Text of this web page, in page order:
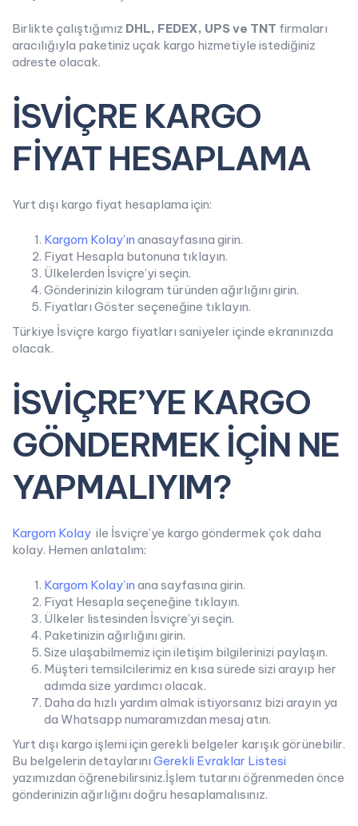
Birlikte çalıştığımız DHL, FEDEX, UPS ve TNT firmaları
aracılığıyla paketiniz uçak kargo hizmetiyle istediğiniz
adreste olacak.
İSVİÇRE KARGO
FİYAT HESAPLAMA
Yurt dışı kargo fiyat hesaplama için:
Kargom Kolay’ın anasayfasına girin.
Fiyat Hesapla butonuna tıklayın.
Ülkelerden İsviçre’yi seçin.
Gönderinizin kilogram türünden ağırlığını girin.
Fiyatları Göster seçeneğine tıklayın.
Türkiye İsviçre kargo fiyatları saniyeler içinde ekranınızda
olacak.
İSVİÇRE’YE KARGO
GÖNDERMEK İÇİN NE
YAPMALIYIM?
Kargom Kolay ile İsviçre’ye kargo göndermek çok daha
kolay. Hemen anlatalım:
Kargom Kolay’ın ana sayfasına girin.
Fiyat Hesapla seçeneğine tıklayın.
Ülkeler listesinden İsviçre’yi seçin.
Paketinizin ağırlığını girin.
Size ulaşabilmemiz için iletişim bilgilerinizi paylaşın.
Müşteri temsilcilerimiz en kısa sürede sizi arayıp her
adımda size yardımcı olacak.
Daha da hızlı yardım almak istiyorsanız bizi arayın ya
da Whatsapp numaramızdan mesaj atın.
Yurt dışı kargo işlemi için gerekli belgeler karışık görünebilir.
Bu belgelerin detaylarını Gerekli Evraklar Listesi
yazımızdan öğrenebilirsiniz.İşlem tutarını öğrenmeden önce
gönderinizin ağırlığını doğru hesaplamalısınız.